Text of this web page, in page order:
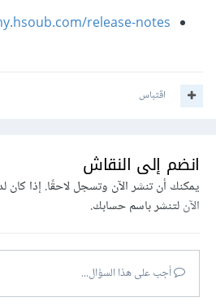
release-notes/
اقتباس
انضم إلى النقاش
يمكنك أن تنشر الآن وتسجل لاحقًا. إذا
الآنلتنشر باسم حسابك.
أجب على هذا السؤال...